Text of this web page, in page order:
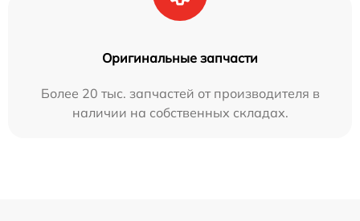
Оригинальные запчасти
Более 20 тыс. запчастей от производителя в
наличии на собственных складах.